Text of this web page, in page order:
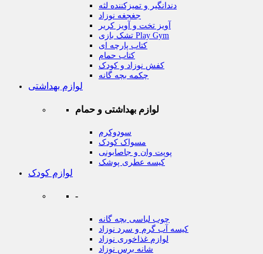
دندانگیر و تمیزکننده لثه
جغجغه نوزاد
آویز تخت و آویز کریر
تشک بازی Play Gym
کتاب پارچه ای
کتاب حمام
کفش نوزاد و کودک
چکمه بچه گانه
لوازم بهداشتی
لوازم بهداشتی و حمام
سودوکرم
مسواک کودک
پوپت وان و جاصابونی
کیسه عطری پوشک
لوازم کودک
-
چوب لباسی بچه گانه
کیسه آب گرم و سرد نوزاد
لوازم غذاخوری نوزاد
شانه برس نوزاد